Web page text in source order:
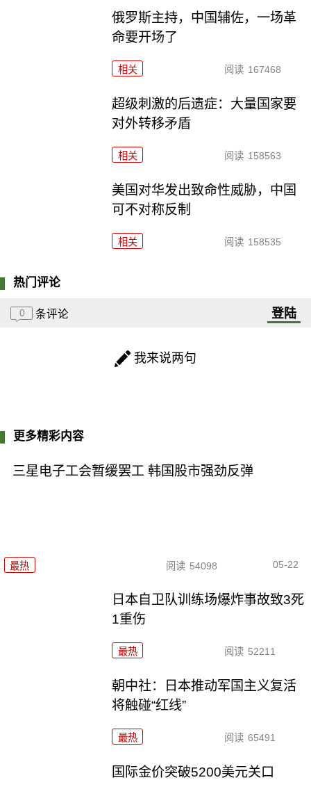
俄罗斯主持，中国辅佐，一场革
命要开场了
相关 阅读 167468
超级刺激的后遗症：大量国家要
对外转移矛盾
相关 阅读 158563
美国对华发出致命性威胁，中国
可不对称反制
相关 阅读 158535
热门评论
0 条评论 登陆
我来说两句
更多精彩内容
三星电子工会暂缓罢工 韩国股市强劲反弹
最热 阅读 54098 05-22
日本自卫队训练场爆炸事故致3死
1重伤
最热 阅读 52211
朝中社：日本推动军国主义复活
将触碰“红线”
最热 阅读 65491
国际金价突破5200美元关口